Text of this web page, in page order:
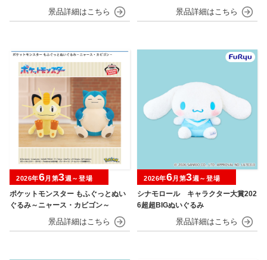
ポケットモンスター もふぐっとぬい
ぐるみ～ニャース・カビゴン～
2026年6月第3週～登場
シナモロール キャラクター大賞202
6超超BIGぬいぐるみ
2026年6月第3週～登場